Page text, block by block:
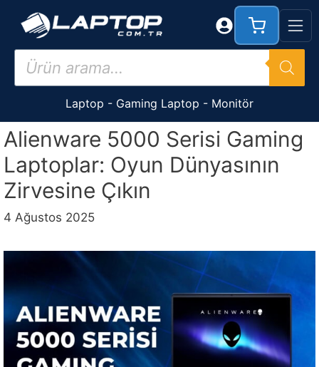
Products
search
Laptop - Gaming Laptop - Monitör
Alienware 5000 Serisi Gaming
Laptoplar: Oyun Dünyasının
Zirvesine Çıkın
4 Ağustos 2025